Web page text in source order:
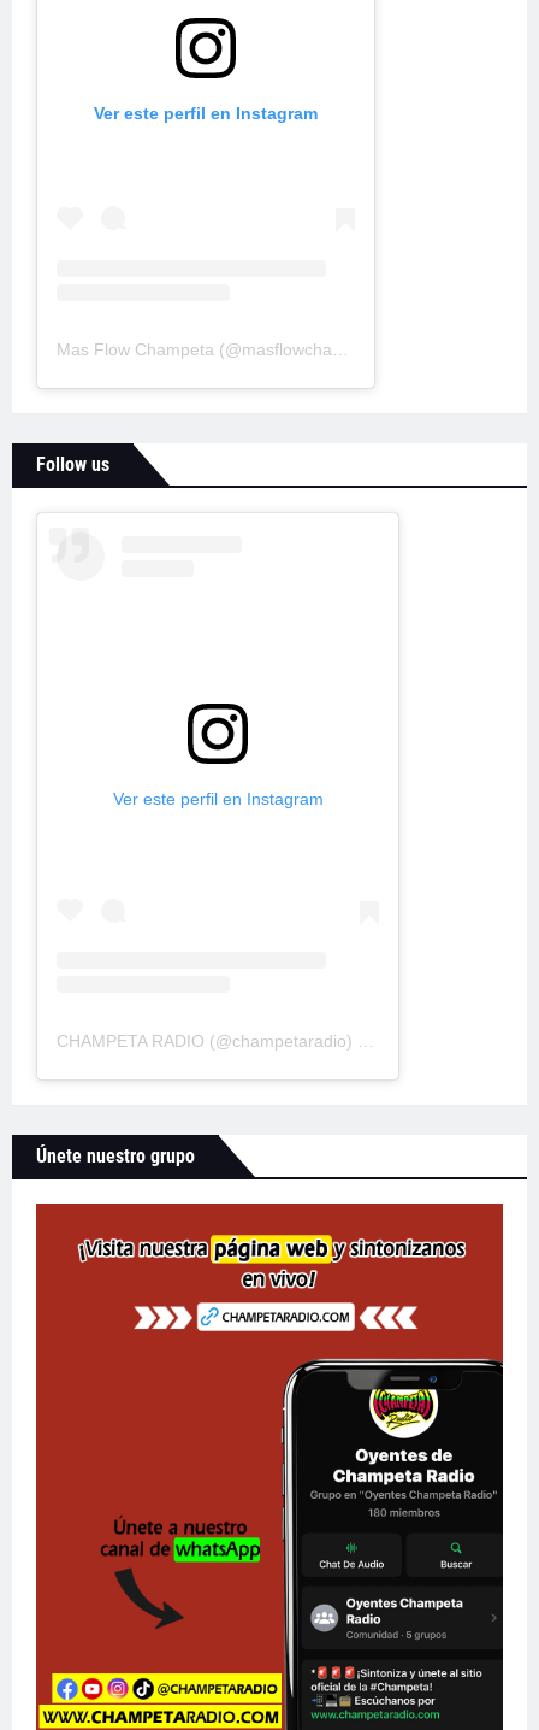
Ver este perfil en Instagram
Mas Flow Champeta (@masflowchampeta
Follow us
Ver este perfil en Instagram
CHAMPETA RADIO (@champetaradio) • Fotos y videos de Instagram
Únete nuestro grupo